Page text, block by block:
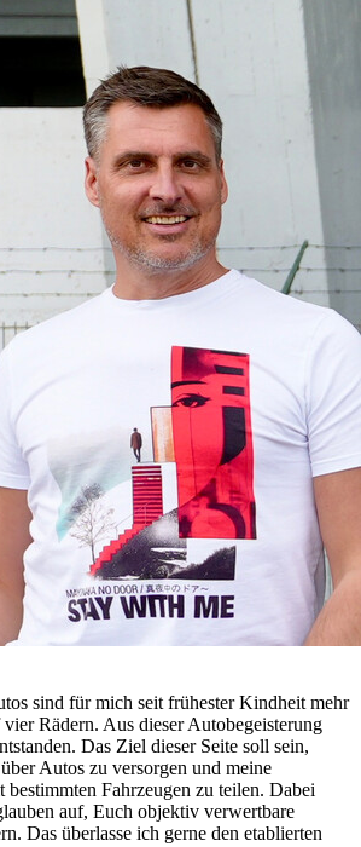
sind für mich seit frühester Kindheit mehr
Rädern. Aus dieser Autobegeisterung
Das Ziel dieser Seite soll sein,
Autos zu versorgen und meine
Fahrzeugen zu teilen. Dabei
auf, Euch objektiv verwertbare
Das überlasse ich gerne den etablierten